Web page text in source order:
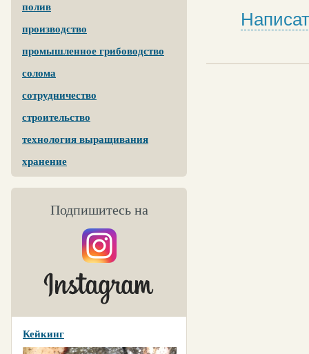
полив
производство
промышленное грибоводство
солома
сотрудничество
строительство
технология выращивания
хранение
Подпишитесь на
Кейкинг